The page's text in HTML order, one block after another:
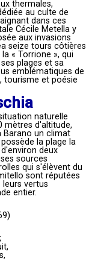
thermales,
au culte de
dans ces
Cécile Metella y
aux invasions
seize tours côtières
« Torrione », qui
plages et sa
emblématiques de
tourisme et poésie
naturelle
mètres d'altitude,
Barano un climat
la plage la
deux
sources
qui s'élèvent du
sont réputées
leurs vertus
entier.